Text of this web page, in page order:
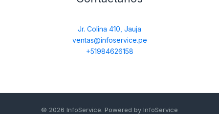
Jr. Colina 410, Jauja
ventas@infoservice.pe
+51984626158
© 2026 InfoService. Powered by InfoService